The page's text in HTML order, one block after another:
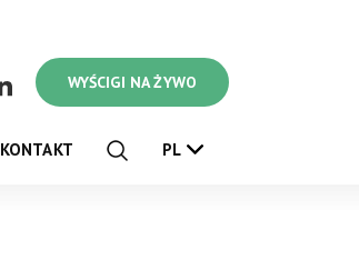
WYŚCIGI NA ŻYWO
KONTAKT PL